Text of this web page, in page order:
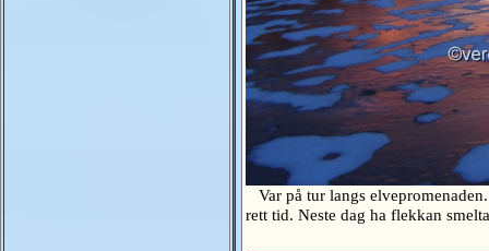
Var på tur langs
rett tid. Neste dag ha flekkan